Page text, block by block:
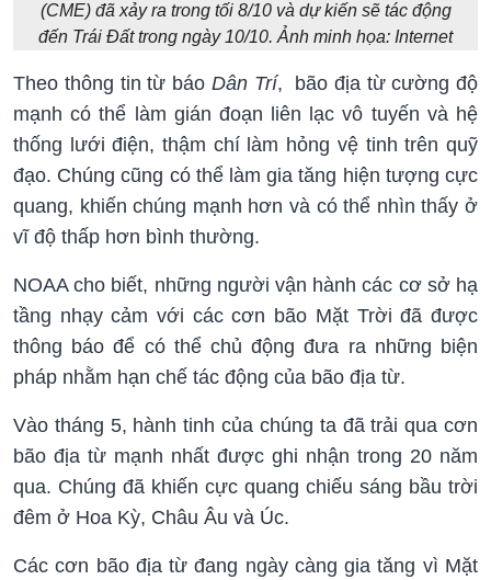
(CME) đã xảy ra trong tối 8/10 và dự kiến sẽ tác động
đến Trái Đất trong ngày 10/10. Ảnh minh họa: Internet
Theo thông tin từ báo Dân Trí, bão địa từ cường độ
mạnh có thể làm gián đoạn liên lạc vô tuyến và hệ
thống lưới điện, thậm chí làm hỏng vệ tinh trên quỹ
đạo. Chúng cũng có thể làm gia tăng hiện tượng cực
quang, khiến chúng mạnh hơn và có thể nhìn thấy ở
vĩ độ thấp hơn bình thường.
NOAA cho biết, những người vận hành các cơ sở hạ
tầng nhạy cảm với các cơn bão Mặt Trời đã được
thông báo để có thể chủ động đưa ra những biện
pháp nhằm hạn chế tác động của bão địa từ.
Vào tháng 5, hành tinh của chúng ta đã trải qua cơn
bão địa từ mạnh nhất được ghi nhận trong 20 năm
qua. Chúng đã khiến cực quang chiếu sáng bầu trời
đêm ở Hoa Kỳ, Châu Âu và Úc.
Các cơn bão địa từ đang ngày càng gia tăng vì Mặt